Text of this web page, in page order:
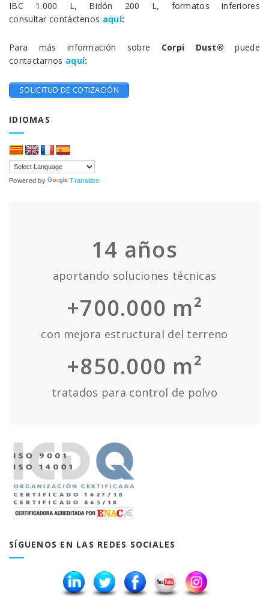
IBC 1.000 L, Bidón 200 L, formatos inferiores
consultar contáctenos aquí:
Para más información sobre Corpi Dust® puede
contactarnos aquí:
SOLICITUD DE COTIZACIÓN
IDIOMAS
Powered by Translate
14 años
aportando soluciones técnicas
+700.000 m²
con mejora estructural del terreno
+850.000 m²
tratados para control de polvo
SÍGUENOS EN LAS REDES SOCIALES